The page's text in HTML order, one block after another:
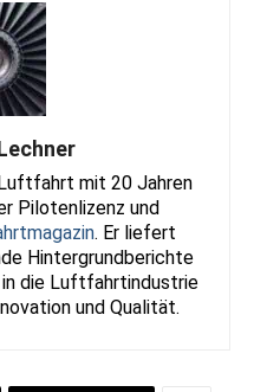
mit 20 Jahren
Pilotenlizenz und
. Er liefert
Hintergrundberichte
in die Luftfahrtindustrie
und Qualität.